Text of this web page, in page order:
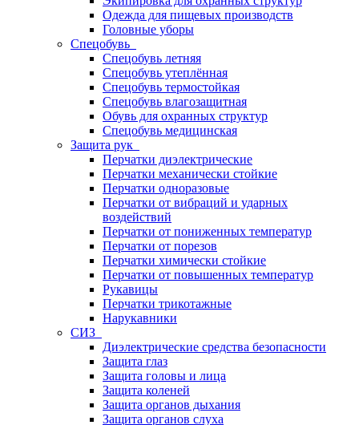
Одежда для пищевых производств
Головные уборы
Спецобувь
Спецобувь летняя
Спецобувь утеплённая
Спецобувь термостойкая
Спецобувь влагозащитная
Обувь для охранных структур
Спецобувь медицинская
Защита рук
Перчатки диэлектрические
Перчатки механически стойкие
Перчатки одноразовые
Перчатки от вибраций и ударных
воздействий
Перчатки от пониженных температур
Перчатки от порезов
Перчатки химически стойкие
Перчатки от повышенных температур
Рукавицы
Перчатки трикотажные
Нарукавники
СИЗ
Диэлектрические средства безопасности
Защита глаз
Защита головы и лица
Защита коленей
Защита органов дыхания
Защита органов слуха